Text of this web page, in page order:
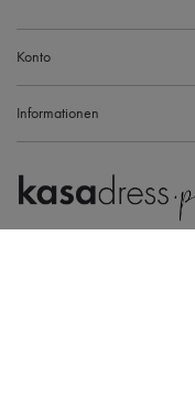
Konto
Informationen